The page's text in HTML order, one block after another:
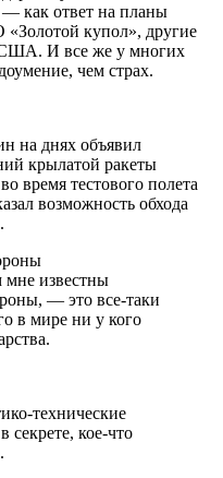
как ответ на планы
купол», другие
И все же у многих
чем страх.
на днях объявил
крылатой ракеты
время тестового полета
возможность обхода
известны
— это все-таки
в мире ни у кого
технические
секрете, кое-что